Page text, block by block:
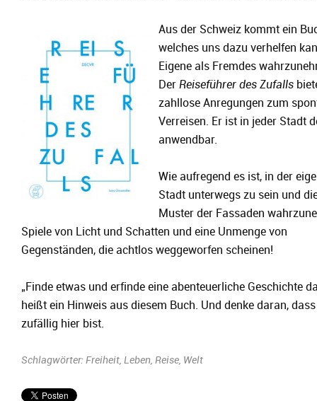
Aus der Schweiz kommt ein
welches uns dazu verhelfen
Eigene als Fremdes
Der Reiseführer des Zufalls
zahllose Anregungen zum
Verreisen. Er ist in jeder Stadt
anwendbar.
Wie aufregend es ist, in der
Stadt unterwegs zu sein und
Muster der Fassaden
Spiele von Licht und Schatten und eine Unmenge von
Gegenständen, die achtlos weggeworfen scheinen!
„Finde etwas und erfinde eine abenteuerliche Geschichte
heißt ein Hinweis aus diesem Buch. Und denke daran,
zufällig hier bist.
Schlagwörter: Freiheit, Leben, Reise, Welt